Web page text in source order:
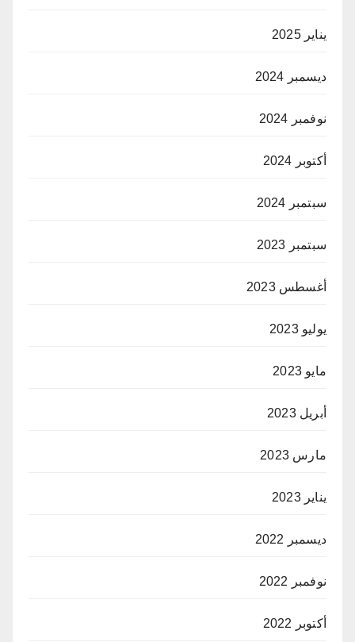
يناير 2025
ديسمبر 2024
نوفمبر 2024
أكتوبر 2024
سبتمبر 2024
سبتمبر 2023
أغسطس 2023
يوليو 2023
مايو 2023
أبريل 2023
مارس 2023
يناير 2023
ديسمبر 2022
نوفمبر 2022
أكتوبر 2022